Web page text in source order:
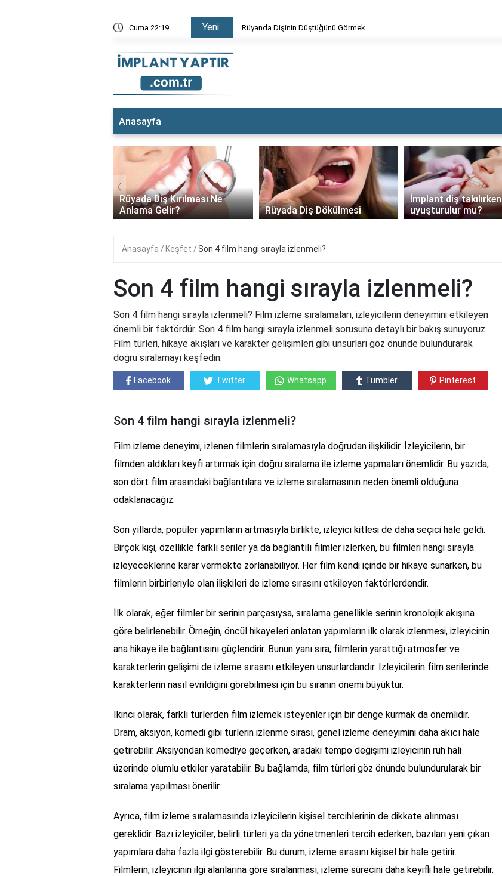
Cuma 22:19 Yeni Rüyanda Dişinin Düştüğünü Görmek
Anasayfa
Rüyada Diş Kırılması Ne
Anlama Gelir?
Rüyada Diş Dökülmesi
İmplant diş takılırken
uyuşturulur mu?
‹
Anasayfa Keşfet Son 4 film hangi sırayla izlenmeli?
Son 4 film hangi sırayla izlenmeli?
Son 4 film hangi sırayla izlenmeli? Film izleme sıralamaları, izleyicilerin deneyimini etkileyen
önemli bir faktördür. Son 4 film hangi sırayla izlenmeli sorusuna detaylı bir bakış sunuyoruz.
Film türleri, hikaye akışları ve karakter gelişimleri gibi unsurları göz önünde bulundurarak
doğru sıralamayı keşfedin.
Facebook Twitter Whatsapp Tumbler Pinterest
Son 4 film hangi sırayla izlenmeli?
Film izleme deneyimi, izlenen filmlerin sıralamasıyla doğrudan ilişkilidir. İzleyicilerin, bir
filmden aldıkları keyfi artırmak için doğru sıralama ile izleme yapmaları önemlidir. Bu yazıda,
son dört film arasındaki bağlantılara ve izleme sıralamasının neden önemli olduğuna
odaklanacağız.
Son yıllarda, popüler yapımların artmasıyla birlikte, izleyici kitlesi de daha seçici hale geldi.
Birçok kişi, özellikle farklı seriler ya da bağlantılı filmler izlerken, bu filmleri hangi sırayla
izleyeceklerine karar vermekte zorlanabiliyor. Her film kendi içinde bir hikaye sunarken, bu
filmlerin birbirleriyle olan ilişkileri de izleme sırasını etkileyen faktörlerdendir.
İlk olarak, eğer filmler bir serinin parçasıysa, sıralama genellikle serinin kronolojik akışına
göre belirlenebilir. Örneğin, öncül hikayeleri anlatan yapımların ilk olarak izlenmesi, izleyicinin
ana hikaye ile bağlantısını güçlendirir. Bunun yanı sıra, filmlerin yarattığı atmosfer ve
karakterlerin gelişimi de izleme sırasını etkileyen unsurlardandır. İzleyicilerin film serilerinde
karakterlerin nasıl evrildiğini görebilmesi için bu sıranın önemi büyüktür.
İkinci olarak, farklı türlerden film izlemek isteyenler için bir denge kurmak da önemlidir.
Dram, aksiyon, komedi gibi türlerin izlenme sırası, genel izleme deneyimini daha akıcı hale
getirebilir. Aksiyondan komediye geçerken, aradaki tempo değişimi izleyicinin ruh hali
üzerinde olumlu etkiler yaratabilir. Bu bağlamda, film türleri göz önünde bulundurularak bir
sıralama yapılması önerilir.
Ayrıca, film izleme sıralamasında izleyicilerin kişisel tercihlerinin de dikkate alınması
gereklidir. Bazı izleyiciler, belirli türleri ya da yönetmenleri tercih ederken, bazıları yeni çıkan
yapımlara daha fazla ilgi gösterebilir. Bu durum, izleme sırasını kişisel bir hale getirir.
Filmlerin, izleyicinin ilgi alanlarına göre sıralanması, izleme sürecini daha keyifli hale getirebilir.